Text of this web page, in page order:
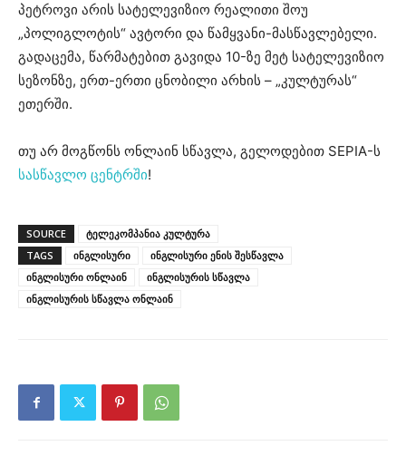
პეტროვი არის სატელევიზიო რეალითი შოუ
„პოლიგლოტის“ ავტორი და წამყვანი-მასწავლებელი.
გადაცემა, წარმატებით გავიდა 10-ზე მეტ სატელევიზიო
სეზონზე, ერთ-ერთი ცნობილი არხის – „კულტურას“
ეთერში.
თუ არ მოგწონს ონლაინ სწავლა, გელოდებით SEPIA-ს
სასწავლო ცენტრში!
SOURCE
ტელეკომპანია კულტურა
TAGS
ინგლისური
ინგლისური ენის შესწავლა
ინგლისური ონლაინ
ინგლისურის სწავლა
ინგლისურის სწავლა ონლაინ